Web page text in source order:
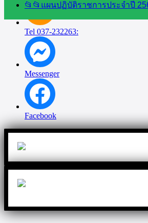
📂📂แผนปฏิบัติราชการประจำปี
Tel 037-232263:
Messenger
Facebook